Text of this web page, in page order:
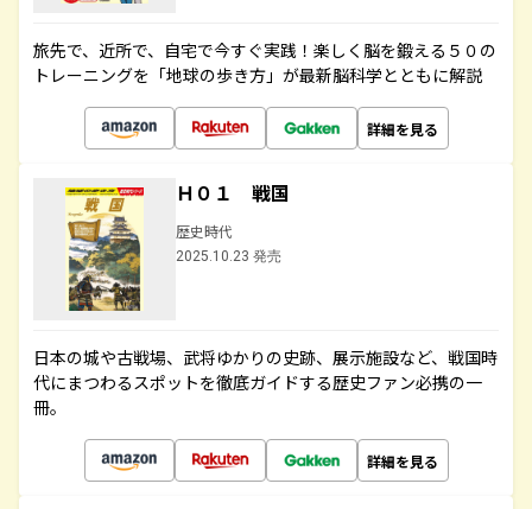
旅先で、近所で、自宅で今すぐ実践！楽しく脳を鍛える５０の
トレーニングを「地球の歩き方」が最新脳科学とともに解説
詳細を見る
Ｈ０１ 戦国
歴史時代
2025.10.23 発売
日本の城や古戦場、武将ゆかりの史跡、展示施設など、戦国時
代にまつわるスポットを徹底ガイドする歴史ファン必携の一
冊。
詳細を見る